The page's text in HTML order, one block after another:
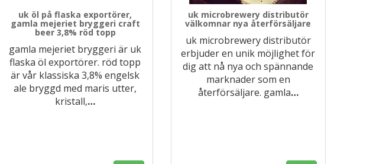
uk öl på flaska exportörer,
gamla mejeriet bryggeri craft
beer 3,8% röd topp
gamla mejeriet bryggeri är uk
flaska öl exportörer. röd topp
är vår klassiska 3,8% engelsk
ale bryggd med maris utter,
kristall,…
uk microbrewery distributör
välkomnar nya återförsäljare
uk microbrewery distributör
erbjuder en unik möjlighet för
dig att nå nya och spännande
marknader som en
återförsäljare. gamla…